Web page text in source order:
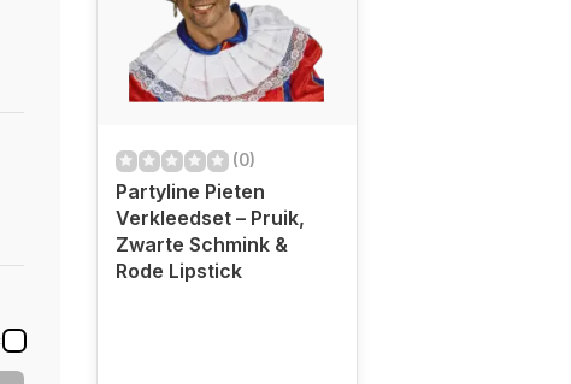
(0)
Partyline Pieten
Verkleedset – Pruik,
Zwarte Schmink &
Rode Lipstick